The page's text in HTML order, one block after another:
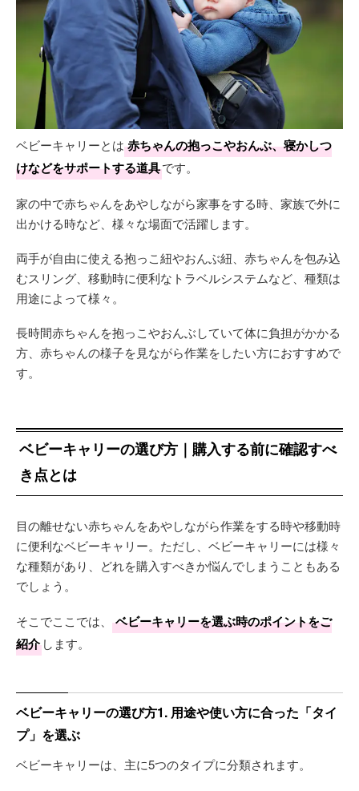
ベビーキャリーとは 赤ちゃんの抱っこやおんぶ、寝かしつ
けなどをサポートする道具です。
家の中で赤ちゃんをあやしながら家事をする時、家族で外に
出かける時など、様々な場面で活躍します。
両手が自由に使える抱っこ紐やおんぶ紐、赤ちゃんを包み込
むスリング、移動時に便利なトラベルシステムなど、種類は
用途によって様々。
長時間赤ちゃんを抱っこやおんぶしていて体に負担がかかる
方、赤ちゃんの様子を見ながら作業をしたい方におすすめで
す。
ベビーキャリーの選び方｜購入する前に確認すべ
き点とは
目の離せない赤ちゃんをあやしながら作業をする時や移動時
に便利なベビーキャリー。ただし、ベビーキャリーには様々
な種類があり、どれを購入すべきか悩んでしまうこともある
でしょう。
そこでここでは、
ベビーキャリーを選ぶ時のポイントをご
紹介 します。
ベビーキャリーの選び方1. 用途や使い方に合った「タイ
プ」を選ぶ
ベビーキャリーは、主に5つのタイプに分類されます。